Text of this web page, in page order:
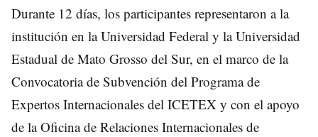
Durante 12 días, los participantes representaron a la
institución en la Universidad Federal y la Universidad
Estadual de Mato Grosso del Sur, en el marco de la
Convocatoria de Subvención del Programa de
Expertos Internacionales del ICETEX y con el apoyo
de la Oficina de Relaciones Internacionales de